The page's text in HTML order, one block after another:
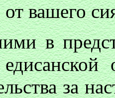
вашего
в
за